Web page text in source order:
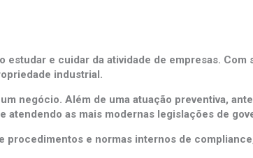
estudar e cuidar da atividade de empresas.
industrial.
negócio. Além de uma atuação preventiva,
as mais modernas legislações de
procedimentos e normas internos de